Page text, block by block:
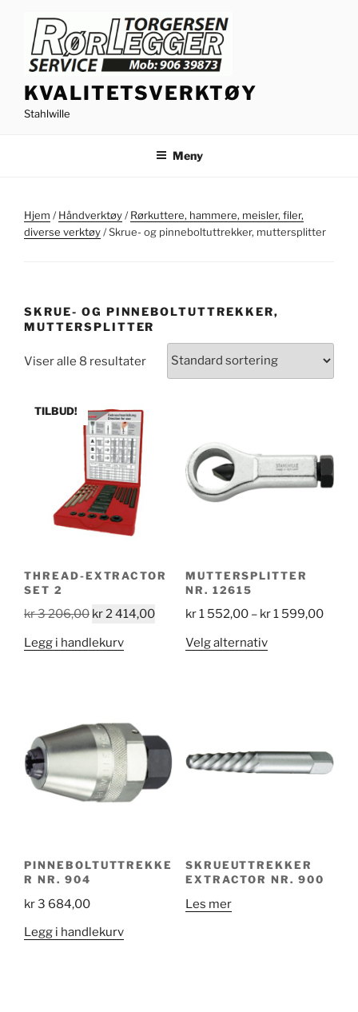
innhold
KVALITETSVERKTØY
Stahlwille
Meny
Hjem /Håndverktøy/Rørkuttere, hammere, meisler, filer,
diverse verktøy/ Skrue- og pinneboltuttrekker, muttersplitter
SKRUE- OG PINNEBOLTUTTREKKER,
MUTTERSPLITTER
Viser alle 8 resultater
TILBUD!
THREAD-EXTRACTOR
SET 2
kr3 206,00 Opprinnelig
var:
kr2 414,00Nåværende
Legg i handlekurv
MUTTERSPLITTER
NR. 12615
kr1 552,00 – kr1 599,00Price
Velg alternativDette
kan
velges
PINNEBOLTUTTREKKE
R NR. 904
kr3 684,00
Legg i handlekurv
SKRUEUTTREKKER
EXTRACTOR NR. 900
Les mer